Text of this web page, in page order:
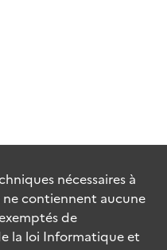
nécessaires à
contiennent aucune
de
la loi Informatique et